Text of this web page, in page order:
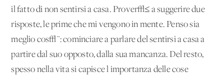
il fatto di non sentirsi a casa. Prover√≤ a suggerire due
risposte, le prime che mi vengono in mente. Penso sia
meglio cos√¨: cominciare a parlare del sentirsi a casa a
partire dal suo opposto, dalla sua mancanza. Del resto,
spesso nella vita si capisce l'importanza delle cose